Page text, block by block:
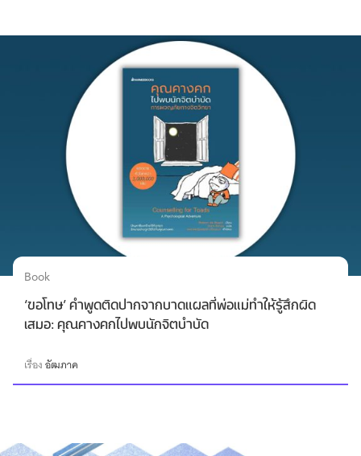
Book
‘ขอโทษ’ คำพูดติดปากจากบาดแผลที่พ่อแม่ทำให้รู้สึกผิด
เสมอ: คุณคางคกไปพบนักจิตบำบัด
เรื่องอัฒภาค